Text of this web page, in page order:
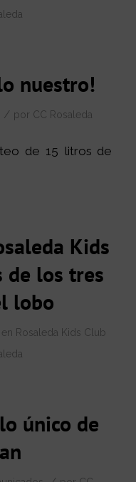
nuestro!
/ por CC Rosaleda
de 15 litros de
Kids
de los tres
lobo
en Rosaleda Kids Club
único de